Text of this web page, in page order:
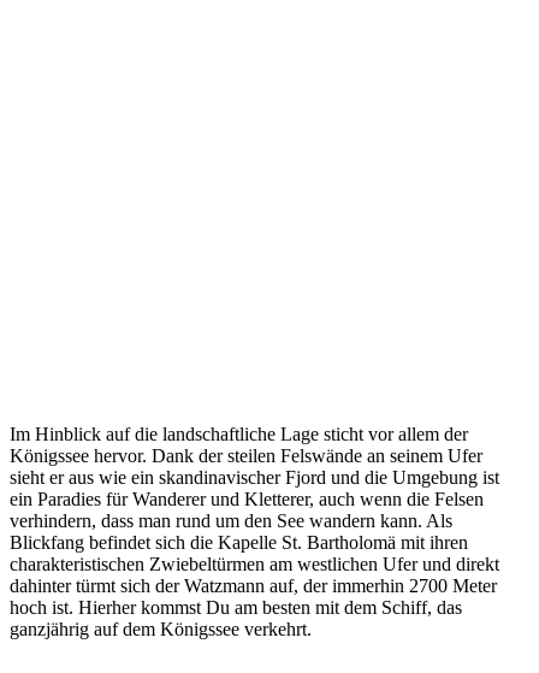
Im Hinblick auf die landschaftliche Lage sticht vor allem der
Königssee hervor. Dank der steilen Felswände an seinem Ufer
sieht er aus wie ein skandinavischer Fjord und die Umgebung ist
ein Paradies für Wanderer und Kletterer, auch wenn die Felsen
verhindern, dass man rund um den See wandern kann. Als
Blickfang befindet sich die Kapelle St. Bartholomä mit ihren
charakteristischen Zwiebeltürmen am westlichen Ufer und direkt
dahinter türmt sich der Watzmann auf, der immerhin 2700 Meter
hoch ist. Hierher kommst Du am besten mit dem Schiff, das
ganzjährig auf dem Königssee verkehrt.